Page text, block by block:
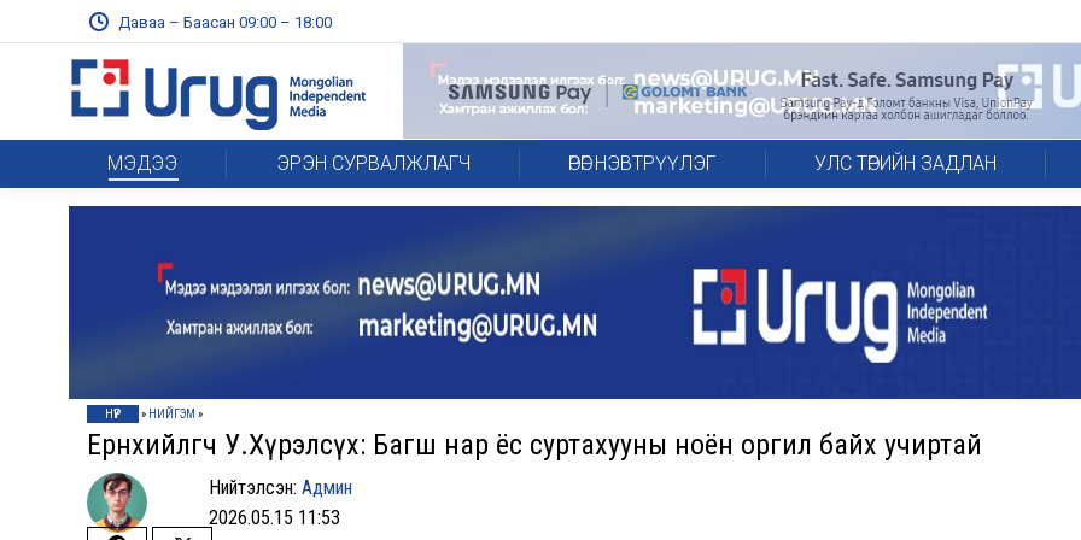
Даваа – Баасан 09:00 – 18:00
МЭДЭЭ ЭРЭН СУРВАЛЖЛАГЧ ӨРӨГ НЭВТРҮҮЛЭГ УЛС ТӨРИЙН ЗАДЛАН
НҮҮР » НИЙГЭМ »
Ерөнхийлөгч У.Хүрэлсүх: Багш нар ёс суртахууны ноён оргил байх учиртай
Нийтэлсэн:Админ
2026.05.15 11:53